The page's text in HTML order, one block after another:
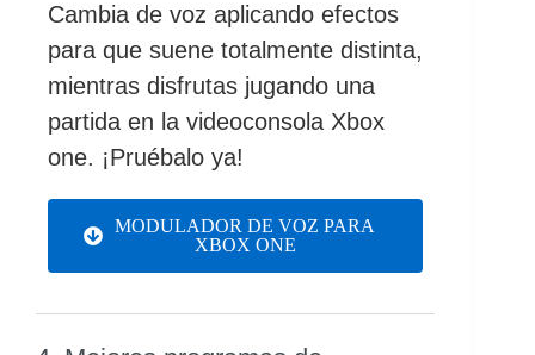
Cambia de voz aplicando efectos
para que suene totalmente distinta,
mientras disfrutas jugando una
partida en la videoconsola Xbox
one. ¡Pruébalo ya!
MODULADOR DE VOZ PARA
XBOX ONE